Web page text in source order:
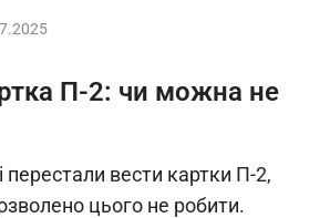
П-2: чи можна не
перестали вести картки П-2,
цього не робити.